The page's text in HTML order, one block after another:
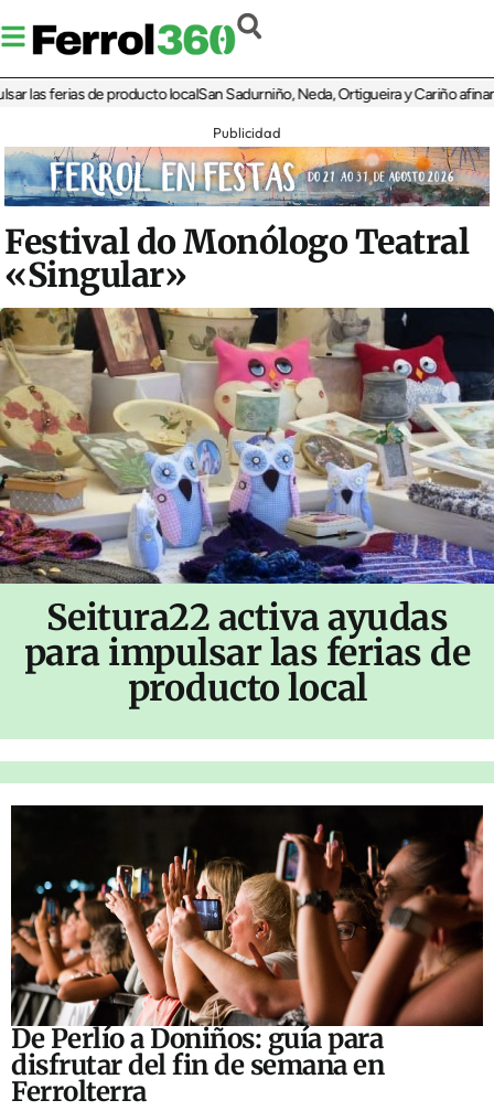
ferias de producto localSan Sadurniño, Neda, Ortigueira y Cariño afinan
Publicidad
Festival do Monólogo Teatral
«Singular»
Seitura22 activa ayudas
para impulsar las ferias de
producto local
De Perlío a Doniños: guía para
disfrutar del fin de semana en
Ferrolterra